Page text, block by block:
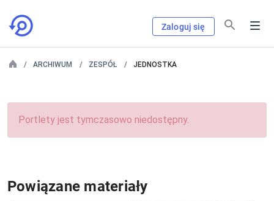
Zaloguj się
ARCHIWUM ZESPÓŁ JEDNOSTKA
Portlety jest tymczasowo niedostępny.
Powiązane materiały